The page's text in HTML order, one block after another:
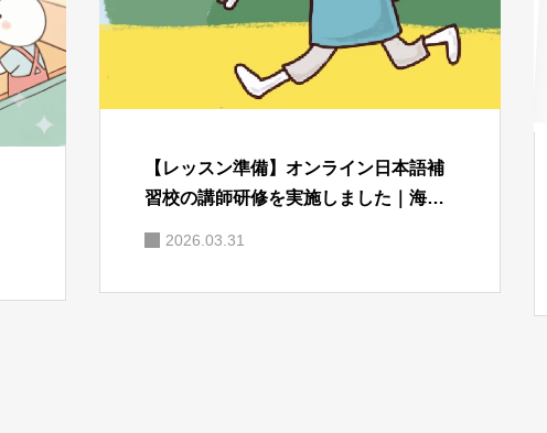
【レッスン準備】オンライン日本語補
習校の講師研修を実施しました｜海外
2026.03.31